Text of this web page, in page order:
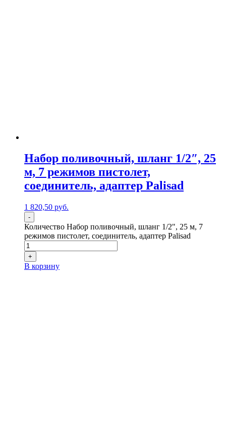
Набор поливочный, шланг 1/2″, 25
м, 7 режимов пистолет,
соединитель, адаптер Palisad
1 820,50 руб.
-
Количество Набор поливочный, шланг 1/2", 25 м, 7
режимов пистолет, соединитель, адаптер Palisad
+
В корзину